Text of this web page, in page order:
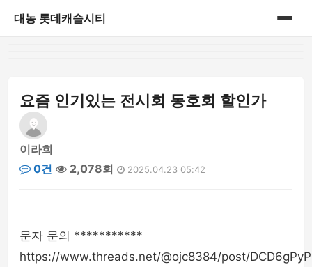
대농 롯데캐슬시티
요즘 인기있는 전시회 동호회 할인가
이라희
0건
2,078회 2025.04.23 05:42
문자 문의 ***********
https://www.threads.net/@ojc8384/post/